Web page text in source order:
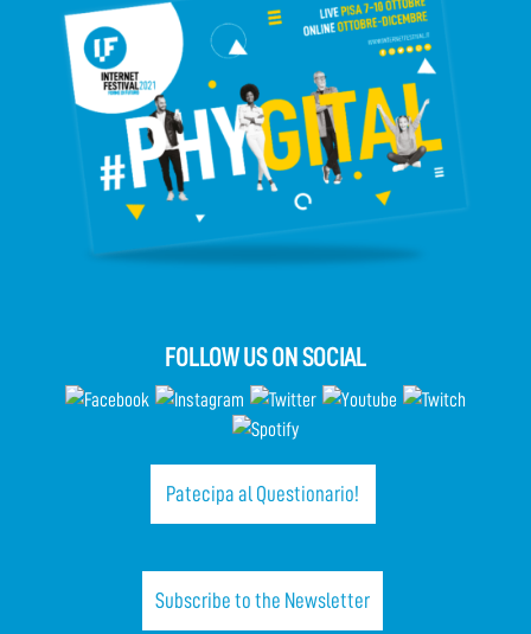
FOLLOW US ON SOCIAL
Patecipa al Questionario!
Subscribe to the Newsletter